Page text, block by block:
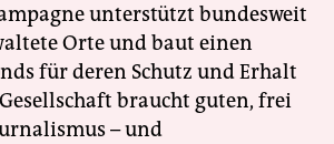
unterstützt bundesweit
Orte und baut einen
für deren Schutz und Erhalt
braucht guten, frei
– und